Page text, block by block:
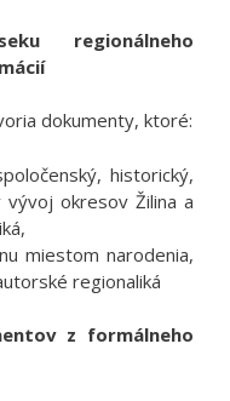
regionálneho
dokumenty, ktoré:
historický,
okresov Žilina a
miestom narodenia,
regionaliká
z formálneho